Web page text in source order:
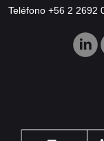
Teléfono +56 2 2692